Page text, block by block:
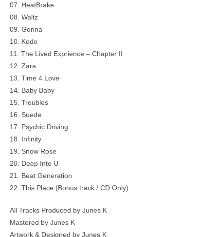
07. HeatBrake
08. Waltz
09. Gonna
10. Kodo
11. The Lived Exprience – Chapter II
12. Zara
13. Time 4 Love
14. Baby Baby
15. Troubles
16. Suede
17. Psychic Driving
18. Infinity
19. Snow Rose
20. Deep Into U
21. Beat Generation
22. This Place (Bonus track / CD Only)
All Tracks Produced by Junes K
Mastered by Junes K
Artwork & Designed by Junes K